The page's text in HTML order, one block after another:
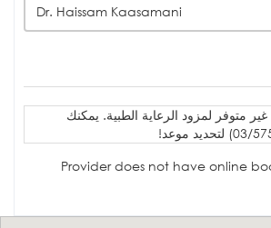
Dr. Haissam Kaasamani
متوفر لمزود الرعاية الطبية. يمكنك
Provider does not have online